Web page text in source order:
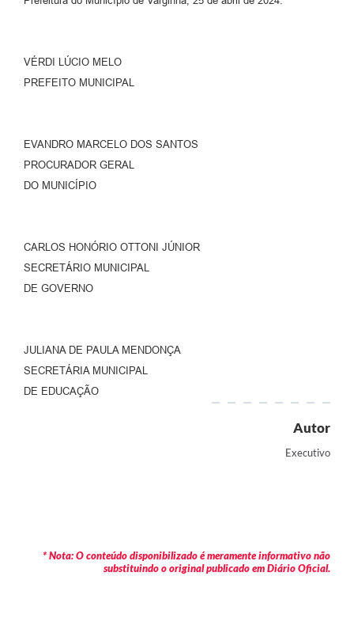
VÉRDI LÚCIO MELO
PREFEITO MUNICIPAL
EVANDRO MARCELO DOS SANTOS
PROCURADOR GERAL
DO MUNICÍPIO
CARLOS HONÓRIO OTTONI JÚNIOR
SECRETÁRIO MUNICIPAL
DE GOVERNO
JULIANA DE PAULA MENDONÇA
SECRETÁRIA MUNICIPAL
DE EDUCAÇÃO
Autor
Executivo
* Nota: O conteúdo disponibilizado é meramente informativo não
substituindo o original publicado em Diário Oficial.